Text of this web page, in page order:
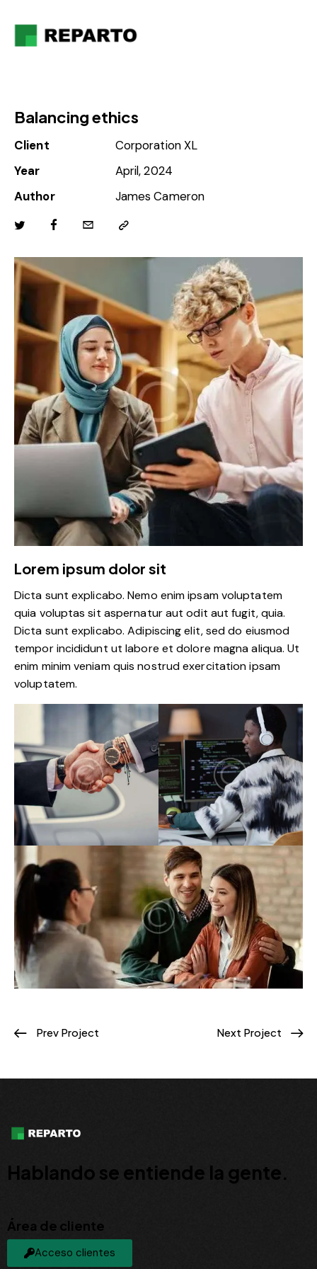
Balancing ethics
Lorem ipsum dolor sit
Dicta sunt explicabo. Nemo enim ipsam voluptatem
quia voluptas sit aspernatur aut odit aut fugit, quia.
Dicta sunt explicabo. Adipiscing elit, sed do eiusmod
tempor incididunt ut labore et dolore magna aliqua. Ut
enim minim veniam quis nostrud exercitation ipsam
voluptatem.
Client
Corporation XL
Year
April, 2024
Author
James Cameron
Prev Project Next Project
Hablando se entiende la gente.
Área de cliente
Acceso clientes